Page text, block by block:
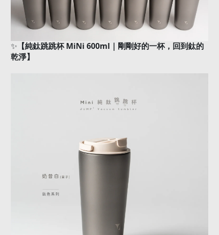
✨ 【純鈦跳跳杯MiNi 600ml ｜剛剛好的一杯，回到鈦的
乾淨】